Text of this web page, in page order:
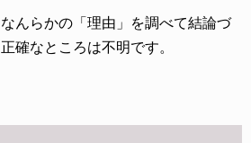
んらかの「理由」を調べて結論づ
確なところは不明です。